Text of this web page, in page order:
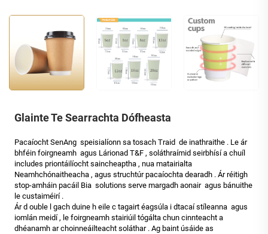
Glainte Te Searrachta Dófheasta
Pacaíocht SenAng speisialíonn sa tosach Traid de inathraithe . Le ár
bhféin foirgneamh agus Lárionad T&F , soláthraímid seirbhísí a chuíl
includes priontáilíocht saincheaptha , nua matairialta
Neamhchónaitheacha , agus struchtúr pacaíochta dearadh . Ár réitigh
stop-amháin pacáil Bia solutions serve margadh aonair agus bánuithe
le custaiméirí .
Árd ouble gach duine h eile c tagairt éagsúla i dtacaístíleanna agus
iomlán meidí, le foirgneamh stairiúil tógálta chun cinnteacht a
dhéanamh ar choinneáilteacht soláthar . Ag baint úsáide as